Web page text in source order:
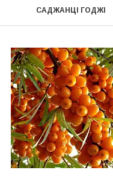
САДЖАНЦІ ГОДЖІ